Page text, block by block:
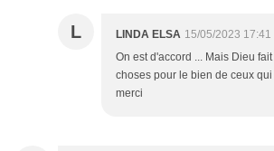
L LINDA ELSA 15/05/2023 17:41
On est d'accord ... Mais Dieu
choses pour le bien de ceux
merci